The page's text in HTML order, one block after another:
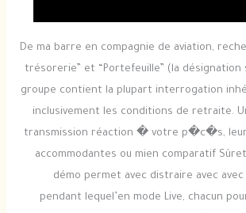
De ma barre en compagnie de aviation,
trésorerie” et “Portefeuille” (la désignation
groupe contient la plupart interrogation
inclusivement les conditions de retraite.
transmission réaction � votre p�c�s,
accommodantes ou mien comparatif
démo permet avec distraire avec avec
pendant lequel’en mode Live, chacun